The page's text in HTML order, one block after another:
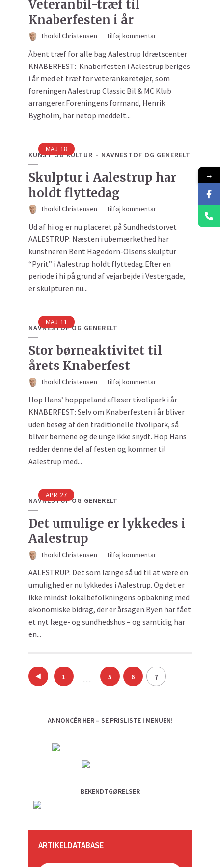
Veteranbil-træf til
Knaberfesten i år
Thorkil Christensen Tilføj kommentar
Åbent træf for alle bag Aalestrup Idrætscenter
KNABERFEST: Knaberfesten i Aalestrup beriges
i år med et træf for veterankøretøjer, som
foreningen Aalestrup Classic Bil & MC Klub
arrangerer.Foreningens formand, Henrik
Bygholm, har netop meddelt...
MAJ 18
KUNST OG KULTUR NAVNESTOF OG GENERELT
Skulptur i Aalestrup har
holdt flyttedag
Thorkil Christensen Tilføj kommentar
Ud af hi og er nu placeret på Sundhedstorvet
AALESTRUP: Næsten i ubemærkethed har
kunstneren Bent Hagedorn-Olsens skulptur
“Pyrit” i Aalestrup holdt flyttedag.Efter en
periode i hi på grund af vejarbejde i Vestergade,
er skulpturen nu...
MAJ 11
NAVNESTOF OG GENERELT
Stor børneaktivitet til
årets Knaberfest
Thorkil Christensen Tilføj kommentar
Hop Hans’ hopppeland afløser tivolipark i år
KNABERFEST: Selv om Knaberfesten i år bliver
uden besøg af den traditionelle tivolipark, så
bliver børnene og de unge ikke snydt. Hop Hans
redder denne del af festen og kommer til
Aalestrup med...
APR 27
NAVNESTOF OG GENERELT
Det umulige er lykkedes i
Aalestrup
Thorkil Christensen Tilføj kommentar
AALESTRUP: Det som længe så ud til at være en
umulighed er nu lykkedes i Aalestrup. Og det er
ikke mindst lokalbefolkningens opbakning med
økonomiske bidrag, der er årsagen.Byen har fået
et nyt læge- og sundhedshus – og samtidig har
en...
ANNONCÉR HER – SE PRISLISTE I MENUEN!
BEKENDTGØRELSER
ARTIKELDATABASE
Indlægsinddeling
1 … 5 6 7
→